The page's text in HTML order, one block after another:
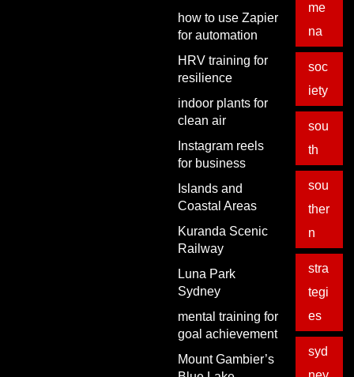
how to use Zapier
for automation
HRV training for
resilience
indoor plants for
clean air
Instagram reels
for business
Islands and
Coastal Areas
Kuranda Scenic
Railway
Luna Park
Sydney
mental training for
goal achievement
Mount Gambier’s
me
na
soc
iety
sou
th
sou
ther
n
stra
tegi
es
syd